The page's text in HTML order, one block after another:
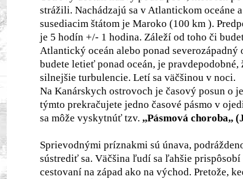
strážili. Nachádzajú sa v Atlantickom oceáne
susediacim štátom je Maroko (100 km ).
je 5 hodín +/- 1 hodina. Záleží od toho či
Atlantický oceán alebo ponad
budete letieť ponad oceán, je pravdepodobné,
silnejšie turbulencie. Letí sa väčšinou v noci.
Na Kanárskych ostrovoch je časový posun o
týmto prekračujete jedno časové pásmo v
sa môže vyskytnúť tzv. ,,Pásmová choroba,,
Sprievodnými príznakmi sú únava,
sústrediť sa. Väčšina ľudí sa ľahšie prispôsobí
cestovaní na západ ako na východ. Pretože,